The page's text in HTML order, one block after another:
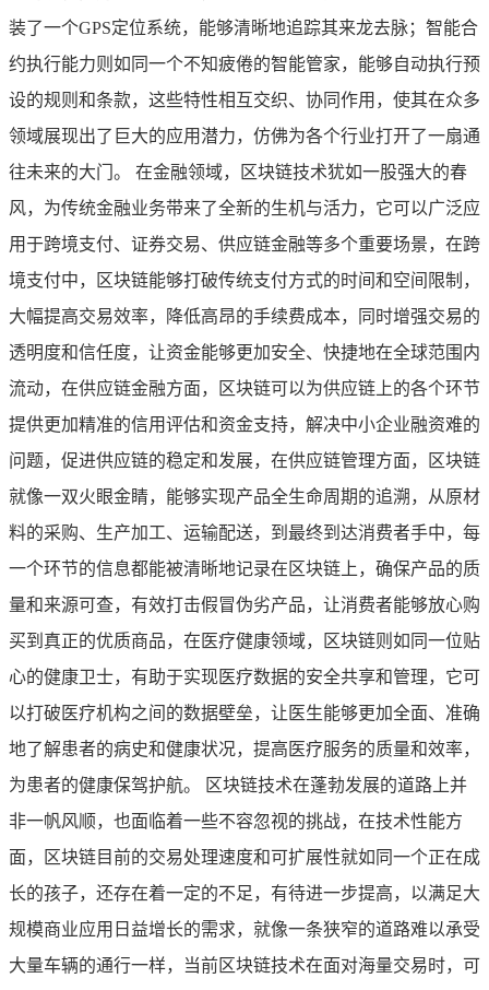
装了一个GPS定位系统，能够清晰地追踪其来龙去脉；智能合
约执行能力则如同一个不知疲倦的智能管家，能够自动执行预
设的规则和条款，这些特性相互交织、协同作用，使其在众多
领域展现出了巨大的应用潜力，仿佛为各个行业打开了一扇通
往未来的大门。 在金融领域，区块链技术犹如一股强大的春
风，为传统金融业务带来了全新的生机与活力，它可以广泛应
用于跨境支付、证券交易、供应链金融等多个重要场景，在跨
境支付中，区块链能够打破传统支付方式的时间和空间限制，
大幅提高交易效率，降低高昂的手续费成本，同时增强交易的
透明度和信任度，让资金能够更加安全、快捷地在全球范围内
流动，在供应链金融方面，区块链可以为供应链上的各个环节
提供更加精准的信用评估和资金支持，解决中小企业融资难的
问题，促进供应链的稳定和发展，在供应链管理方面，区块链
就像一双火眼金睛，能够实现产品全生命周期的追溯，从原材
料的采购、生产加工、运输配送，到最终到达消费者手中，每
一个环节的信息都能被清晰地记录在区块链上，确保产品的质
量和来源可查，有效打击假冒伪劣产品，让消费者能够放心购
买到真正的优质商品，在医疗健康领域，区块链则如同一位贴
心的健康卫士，有助于实现医疗数据的安全共享和管理，它可
以打破医疗机构之间的数据壁垒，让医生能够更加全面、准确
地了解患者的病史和健康状况，提高医疗服务的质量和效率，
为患者的健康保驾护航。 区块链技术在蓬勃发展的道路上并
非一帆风顺，也面临着一些不容忽视的挑战，在技术性能方
面，区块链目前的交易处理速度和可扩展性就如同一个正在成
长的孩子，还存在着一定的不足，有待进一步提高，以满足大
规模商业应用日益增长的需求，就像一条狭窄的道路难以承受
大量车辆的通行一样，当前区块链技术在面对海量交易时，可